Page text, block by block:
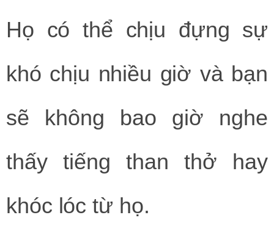
Họ có thể chịu đựng sự
khó chịu nhiều giờ và bạn
sẽ không bao giờ nghe
thấy tiếng than thở hay
khóc lóc từ họ.